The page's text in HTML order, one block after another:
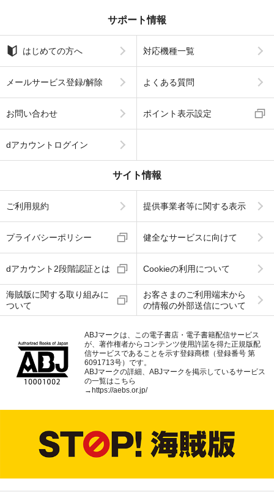
サポート情報
はじめての方へ 対応機種一覧
メールサービス登録/解除 よくある質問
お問い合わせ ポイント表示設定
dアカウントログイン
サイト情報
ご利用規約 提供事業者等に関する表示
プライバシーポリシー 健全なサービスに向けて
dアカウント2段階認証とは Cookieの利用について
海賊版に関する取り組みに
ついて
お客さまのご利用端末から
の情報の外部送信について
ABJマークは、この電子書店・電子書籍配信サービス
が、著作権者からコンテンツ使用許諾を得た正規版配
信サービスであることを示す登録商標（登録番号 第
6091713号）です。
ABJマークの詳細、ABJマークを掲示しているサービス
の一覧はこちら
→ https://aebs.or.jp/